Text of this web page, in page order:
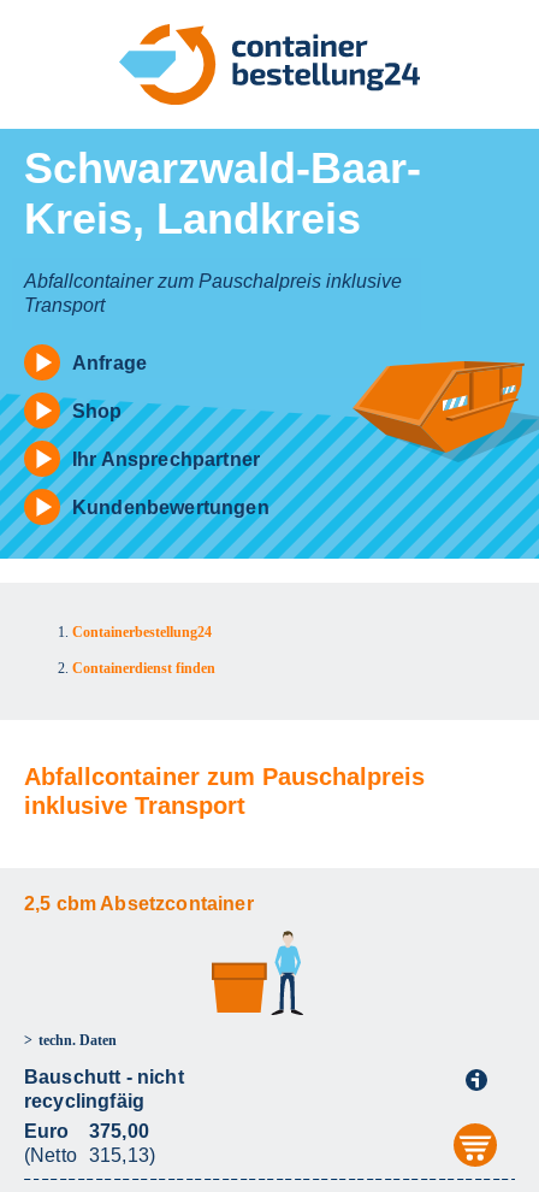
Schwarzwald-Baar-
Kreis, Landkreis
Abfallcontainer zum Pauschalpreis inklusive
Transport
Anfrage
Shop
Ihr Ansprechpartner
Kundenbewertungen
Containerbestellung24
Containerdienst finden
Abfallcontainer zum Pauschalpreis
inklusive Transport
2,5 cbm Absetzcontainer
techn. Daten
Bauschutt - nicht
recyclingfäig
Euro
(Netto
375,00
315,13)